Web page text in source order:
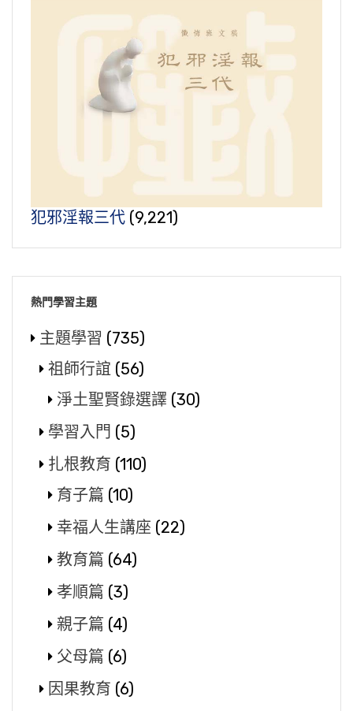
犯邪淫報三代 (9,221)
熱門學習主題
主題學習 (735)
祖師行誼 (56)
淨土聖賢錄選譯 (30)
學習入門 (5)
扎根教育 (110)
育子篇 (10)
幸福人生講座 (22)
教育篇 (64)
孝順篇 (3)
親子篇 (4)
父母篇 (6)
因果教育 (6)